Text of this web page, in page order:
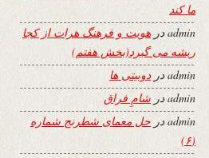
ما کند
adminدر هویت و فرهنگ هرات از کجا
ریشه می گیرد(بخش هفتم)
admin دردوبیتی ها
adminدر شامِ فراق
admin در حل معمای شطرنج شماره
(۶)